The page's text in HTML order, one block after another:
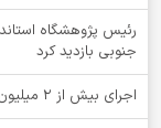
رئیس پژوهشگاه
جنوبی بازدید کرد
اجرای بیش از ۲ میلیون مترمربع آسفالت معابر طی چهار سال گذشته